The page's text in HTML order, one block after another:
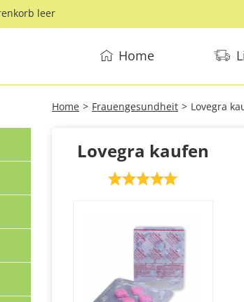
leer
Home
Home > Frauengesundheit > Lovegra
Lovegra kaufen